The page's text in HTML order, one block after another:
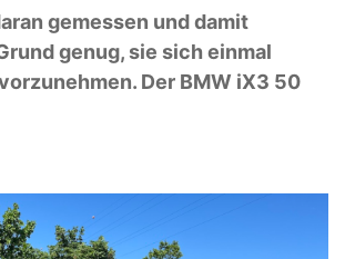
gemessen und damit
genug, sie sich einmal
Der BMW iX3 50